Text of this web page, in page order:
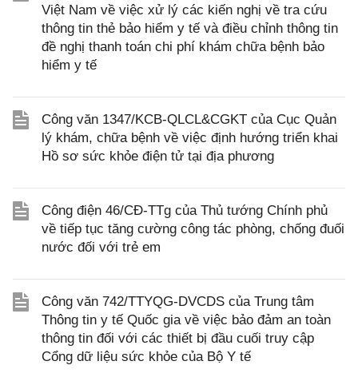
Việt Nam về việc xử lý các kiến nghị về tra cứu
thông tin thẻ bảo hiểm y tế và điều chỉnh thông tin
đề nghị thanh toán chi phí khám chữa bệnh bảo
hiểm y tế
Công văn 1347/KCB-QLCL&CGKT của Cục Quản
lý khám, chữa bệnh về việc định hướng triển khai
Hồ sơ sức khỏe điện tử tại địa phương
Công điện 46/CĐ-TTg của Thủ tướng Chính phủ
về tiếp tục tăng cường công tác phòng, chống đuối
nước đối với trẻ em
Công văn 742/TTYQG-DVCDS của Trung tâm
Thông tin y tế Quốc gia về việc bảo đảm an toàn
thông tin đối với các thiết bị đầu cuối truy cập
Cổng dữ liệu sức khỏe của Bộ Y tế